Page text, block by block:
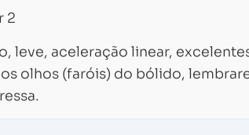
leve, aceleração linear,
olhos (faróis) do bólido,